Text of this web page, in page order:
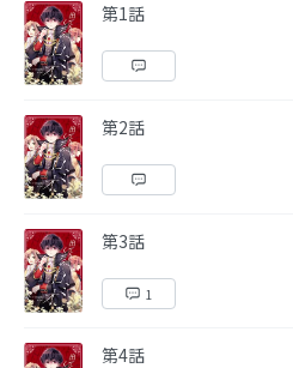
第1話
第2話
第3話
1
第4話